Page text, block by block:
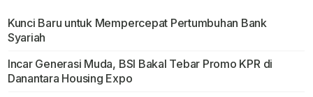
Kunci Baru untuk Mempercepat Pertumbuhan Bank
Syariah
Incar Generasi Muda, BSI Bakal Tebar Promo KPR di
Danantara Housing Expo